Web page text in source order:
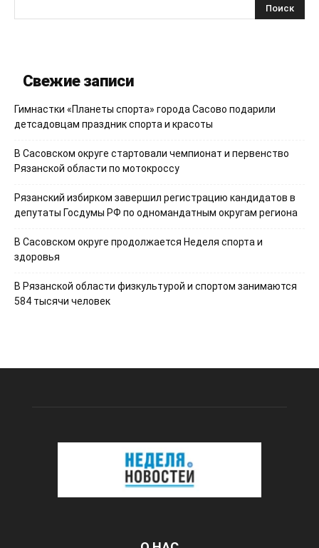
Свежие записи
Гимнастки «Планеты спорта» города Сасово подарили
детсадовцам праздник спорта и красоты
В Сасовском округе стартовали чемпионат и первенство
Рязанской области по мотокроссу
Рязанский избирком завершил регистрацию кандидатов в
депутаты Госдумы РФ по одномандатным округам региона
В Сасовском округе продолжается Неделя спорта и
здоровья
В Рязанской области физкультурой и спортом занимаются
584 тысячи человек